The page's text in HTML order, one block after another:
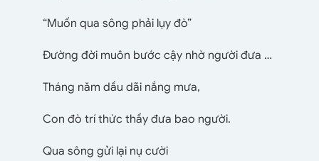
“Muốn qua sông phải lụy đò”
Đường đời muôn bước cậy nhờ người đưa …
Tháng năm dầu dãi nắng mưa,
Con đò trí thức thầy đưa bao người.
Qua sông gửi lại nụ cười